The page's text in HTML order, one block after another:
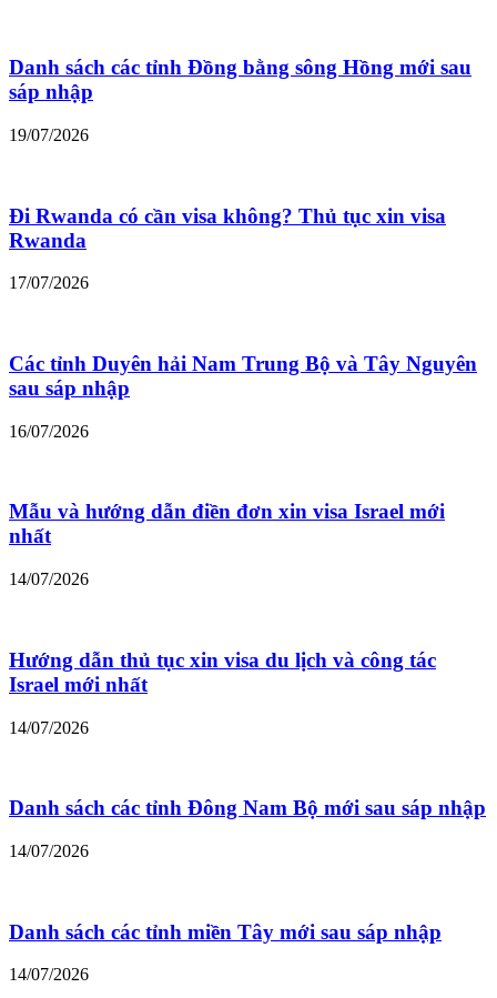
Danh sách các tỉnh Đồng bằng sông Hồng mới sau
sáp nhập
19/07/2026
Đi Rwanda có cần visa không? Thủ tục xin visa
Rwanda
17/07/2026
Các tỉnh Duyên hải Nam Trung Bộ và Tây Nguyên
sau sáp nhập
16/07/2026
Mẫu và hướng dẫn điền đơn xin visa Israel mới
nhất
14/07/2026
Hướng dẫn thủ tục xin visa du lịch và công tác
Israel mới nhất
14/07/2026
Danh sách các tỉnh Đông Nam Bộ mới sau sáp nhập
14/07/2026
Danh sách các tỉnh miền Tây mới sau sáp nhập
14/07/2026